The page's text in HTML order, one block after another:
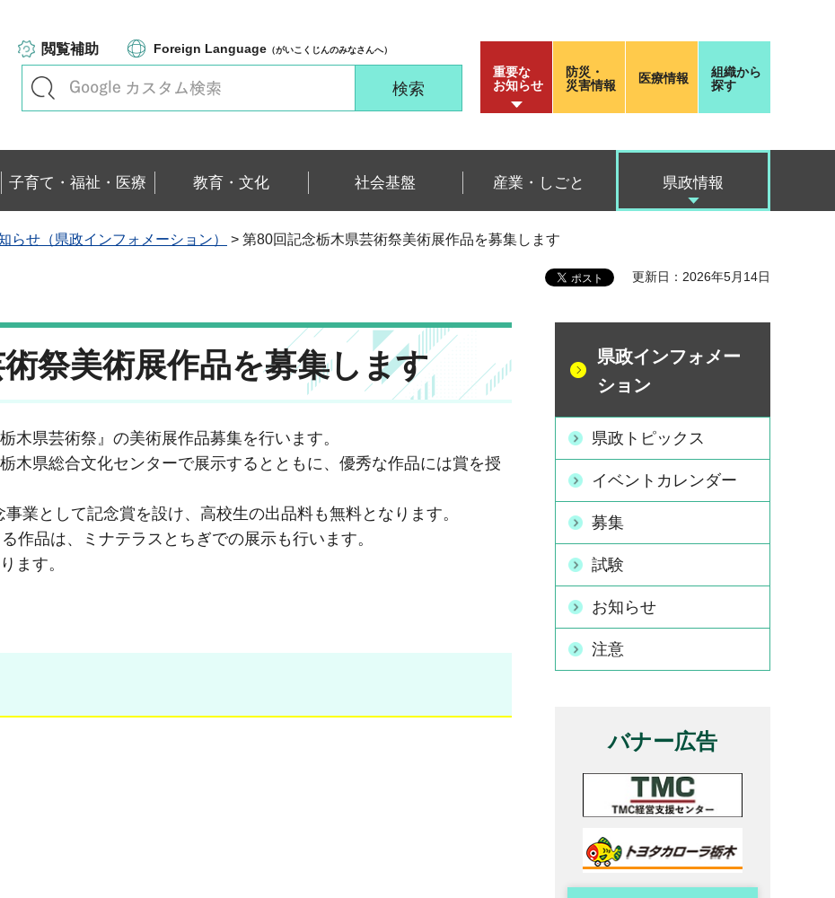
閲覧補助 Foreign Language （がいこくじんのみなさんへ）
重要な
お知らせ
防災・
災害情報
医療情報
組織から
探す
子育て・福祉・医療 教育・文化 社会基盤 産業・しごと 県政情報
らせ（県政インフォメーション） > 第80回記念栃木県芸術祭美術展作品を募集します
更新日：2026年5月14日
祭美術展作品を募集します
木県芸術祭』の美術展作品募集を行います。
木県総合文化センターで展示するとともに、優秀な作品には賞を授
業として記念賞を設け、高校生の出品料も無料となります。
作品は、ミナテラスとちぎでの展示も行います。
ます。
県政インフォメー
ション
県政トピックス
イベントカレンダー
募集
試験
お知らせ
注意
バナー広告